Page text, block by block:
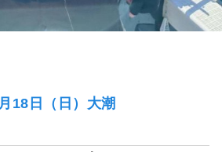
18日（日）大潮